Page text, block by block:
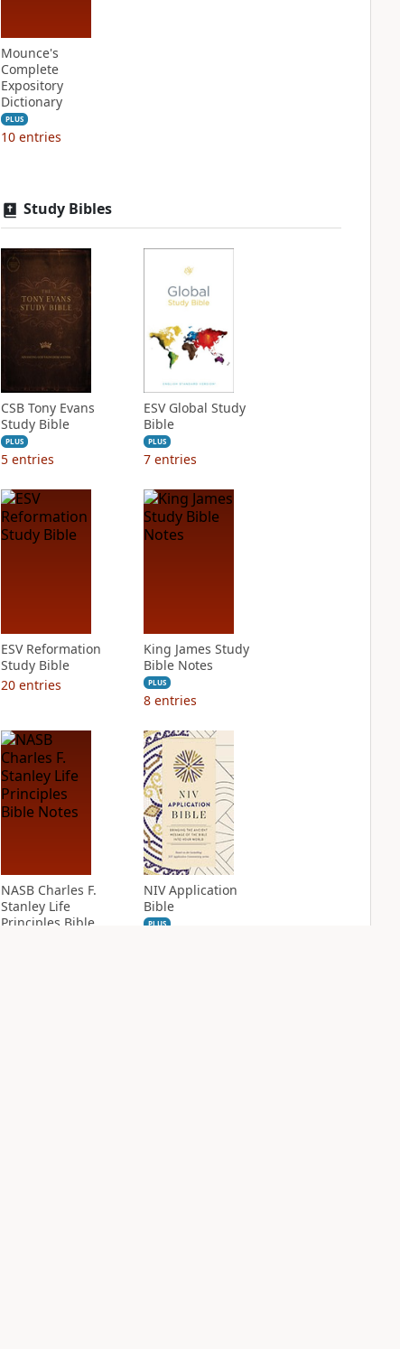
Mounce's
Complete
Expository
Dictionary
PLUS
10 entries
Study Bibles
CSB Tony Evans
Study Bible
PLUS
5 entries
ESV Global Study
Bible
PLUS
7 entries
ESV Reformation
Study Bible
20 entries
King James Study
Bible Notes
PLUS
8 entries
NASB Charles F.
Stanley Life
Principles Bible
NIV Application
Bible
PLUS